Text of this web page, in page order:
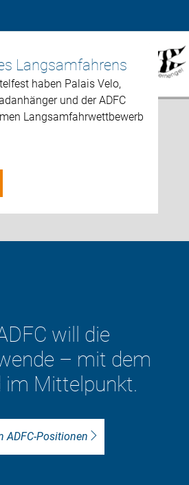
Langsamfahrens
haben Palais Velo,
und der ADFC
Langsamfahrwettbewerb
vor Ort für
aktiv.
Städte